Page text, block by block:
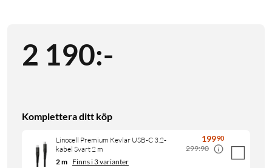
2 190:-
Komplettera ditt köp
Linocell Premium Kevlar USB-C 3.2-
kabel Svart 2 m
19990
299:90
2 m Finns i 3 varianter